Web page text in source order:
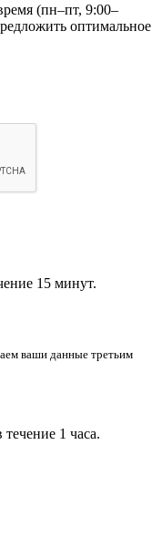
(пн–пт, 9:00–
оптимальное
15 минут.
ваши данные третьим
1 часа.